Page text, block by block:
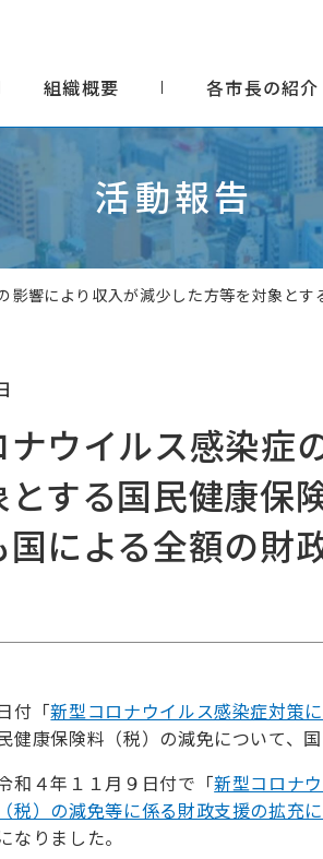
組織概要 各市長の紹介
活動報告
影響により収入が減少した方等を対象と
ウイルス感染症
する国民健康保
国による全額の財
付「新型コロナウイルス感染症対策
健康保険料（税）の減免について、
和４年１１月９日付で「新型コロナ
税）の減免等に係る財政支援の拡充
なりました。